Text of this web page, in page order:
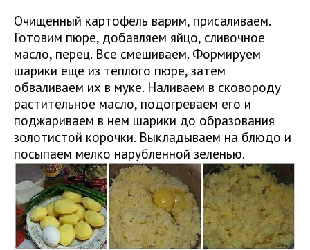
Очищенный картофель варим, присаливаем.
Готовим пюре, добавляем яйцо, сливочное
масло, перец. Все смешиваем. Формируем
шарики еще из теплого пюре, затем
обваливаем их в муке. Наливаем в сковороду
растительное масло, подогреваем его и
поджариваем в нем шарики до образования
золотистой корочки. Выкладываем на блюдо и
посыпаем мелко нарубленной зеленью.